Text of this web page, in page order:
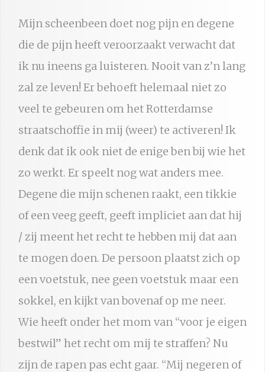
Mijn scheenbeen doet nog pijn en degene
die de pijn heeft veroorzaakt verwacht dat
ik nu ineens ga luisteren. Nooit van z’n lang
zal ze leven! Er behoeft helemaal niet zo
veel te gebeuren om het Rotterdamse
straatschoffie in mij (weer) te activeren! Ik
denk dat ik ook niet de enige ben bij wie het
zo werkt. Er speelt nog wat anders mee.
Degene die mijn schenen raakt, een tikkie
of een veeg geeft, geeft impliciet aan dat hij
/ zij meent het recht te hebben mij dat aan
te mogen doen. De persoon plaatst zich op
een voetstuk, nee geen voetstuk maar een
sokkel, en kijkt van bovenaf op me neer.
Wie heeft onder het mom van “voor je eigen
bestwil” het recht om mij te straffen? Nu
zijn de rapen pas echt gaar. “Mij negeren of